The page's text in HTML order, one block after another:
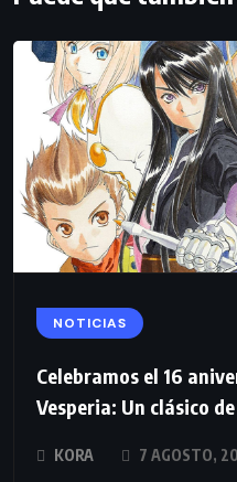
NOTICIAS
Celebramos el 16
Vesperia: Un clásico de
KORA 7 AGOSTO,